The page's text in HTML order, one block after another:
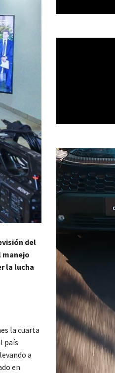
del
manejo
la lucha
la cuarta
país
a
en